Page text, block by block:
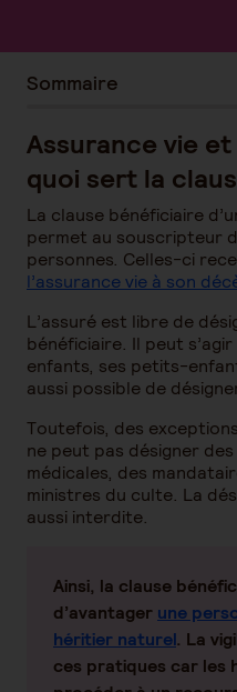
Sommaire
Assurance vie
quoi sert la
La clause bénéficiaire
permet au souscripteur
personnes. Celles-ci
l’assurance vie à son
L’assuré est libre de
bénéficiaire. Il peut
enfants, ses petits-
aussi possible de
Toutefois, des
ne peut pas désigner
médicales, des
ministres du culte. La
aussi interdite.
Ainsi, la clause
d’avantager une
héritier naturel. La
ces pratiques car les